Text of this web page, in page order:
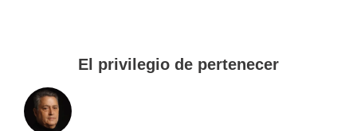
El privilegio de pertenecer